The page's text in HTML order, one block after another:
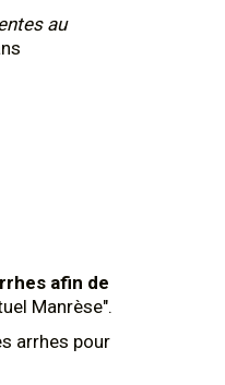
au
afin de
Manrèse".
arrhes pour